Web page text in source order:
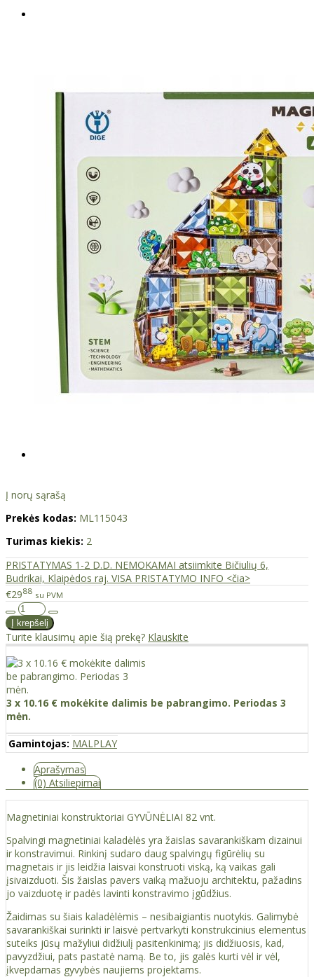
Į norų sąrašą
Prekės kodas: ML115043
Turimas kiekis: 2
PRISTATYMAS 1-2 D.D. NEMOKAMAI atsiimkite Bičiulių 6,
Budrikai, Klaipėdos raj. VISA PRISTATYMO INFO <čia>
€2988 su PVM
Turite klausimų apie šią prekę? Klauskite
3 x 10.16 € mokėkite dalimis be pabrangimo. Periodas 3
mėn.
Gamintojas: MALPLAY
Aprašymas
(0) Atsiliepimai
Magnetiniai konstruktoriai GYVŪNĖLIAI 82 vnt.
Spalvingi magnetiniai kaladėlės yra žaislas savarankiškam dizainui
ir konstravimui. Rinkinį sudaro daug spalvingų figūrėlių su
magnetais ir jis leidžia laisvai konstruoti viską, ką vaikas gali
įsivaizduoti. Šis žaislas pavers vaiką mažuoju architektu, pažadins
jo vaizduotę ir padės lavinti konstravimo įgūdžius.
Žaidimas su šiais kaladėlėmis – nesibaigiantis nuotykis. Galimybė
savarankiškai surinkti ir laisvė pertvarkyti konstrukcinius elementus
suteiks jūsų mažyliui didžiulį pasitenkinimą; jis didžiuosis, kad,
pavyzdžiui, pats pastatė namą. Be to, jis galės kurti vėl ir vėl,
įkvepdamas gyvybės naujiems projektams.